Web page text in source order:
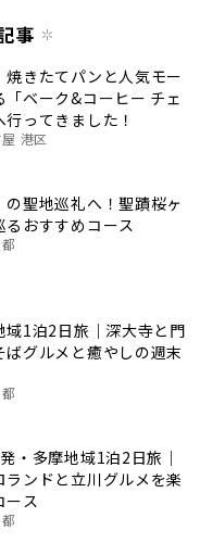
事
焼きたてパンと人気モー
ベーク&コーヒー チェ
ってきました！
港区
の聖地巡礼へ！聖蹟桜ヶ
るおすすめコース
域1泊2日旅｜深大寺と門
ばグルメと癒やしの週末
・多摩地域1泊2日旅｜
ランドと立川グルメを楽
ース